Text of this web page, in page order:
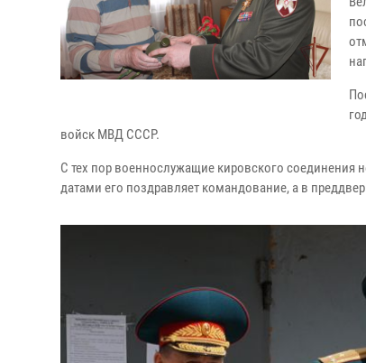
войск МВД СССР.
С тех пор военнослужащие кировского
датами его поздравляет командование, а в